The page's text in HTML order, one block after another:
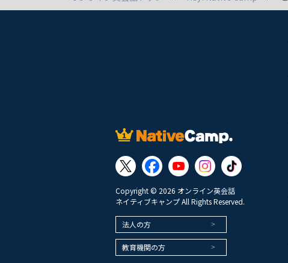
Copyright © 2026 オンライン英会話
ネイティブキャンプ All Rights Reserved.
法人の方
教育機関の方